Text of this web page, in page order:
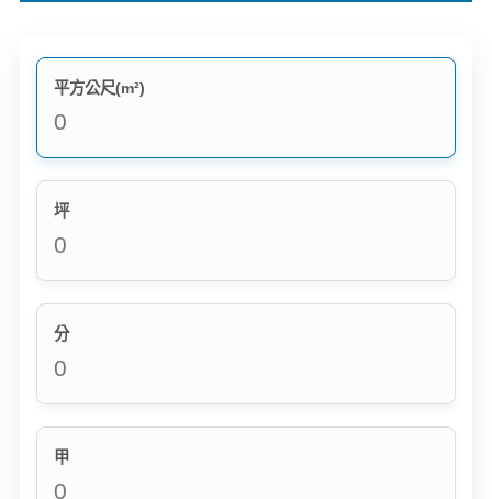
平方公尺(m²)
坪
分
甲